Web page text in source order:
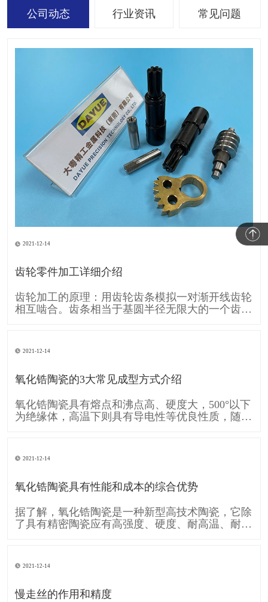
公司动态 行业资讯 常见问题
2021-12-14
齿轮零件加工详细介绍
齿轮加工的原理：用齿轮齿条模拟一对渐开线齿轮
相互啮合。齿条相当于基圆半径无限大的一个齿
的运动。可见形成齿廓渐开线的运动是由刀具运动
A和工件运动B复合而成的。单纯的直线移动A和单
2021-12-14
氧化锆陶瓷的3大常见成型方式介绍
氧化锆陶瓷具有熔点和沸点高、硬度大，500°以下
为绝缘体，高温下则具有导电性等优良性质，随着
常见成型方式： 一、注浆成型 注浆成型是氧化锆
陶瓷使用较早的成型方法，注浆成型的成型过程包
2021-12-14
氧化锆陶瓷具有性能和成本的综合优势
据了解，氧化锆陶瓷是一种新型高技术陶瓷，它除
了具有精密陶瓷应有高强度、硬度、耐高温、耐酸
像是轴封轴承、切削组件、模具、汽车零件等，甚
至可用于人体，像是人工关节当中。 消费电子领
2021-12-14
慢走丝的作用和精度